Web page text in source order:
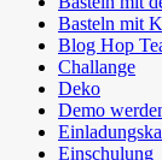
Basteln mit
Blog Hop
Challange
Deko
Demo
Einschulung